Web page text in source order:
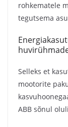
rohkematele
tegutsema
Selleks et
mootorite
ABB sõnul